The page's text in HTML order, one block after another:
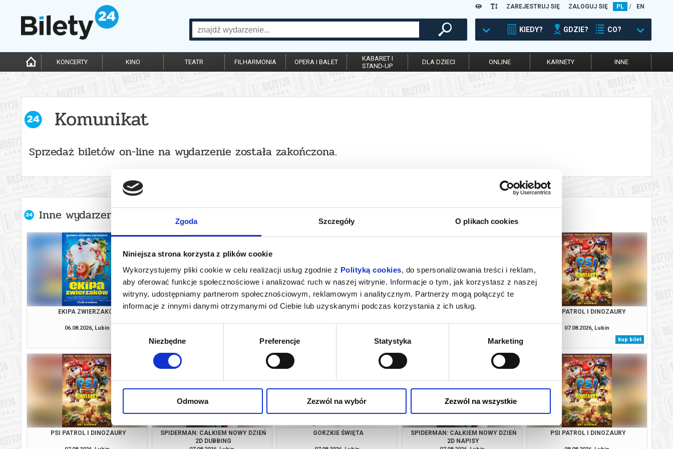
Zgoda Szczegóły O plikach cookies
Niniejsza strona korzysta z plików cookie
Wykorzystujemy pliki cookie w celu realizacji usług zgodnie z Polityką cookies, do spersonalizowania treści i reklam,
aby oferować funkcje społecznościowe i analizować ruch w naszej witrynie. Informacje o tym, jak korzystasz z naszej
witryny, udostępniamy partnerom społecznościowym, reklamowym i analitycznym. Partnerzy mogą połączyć te
informacje z innymi danymi otrzymanymi od Ciebie lub uzyskanymi podczas korzystania z ich usług.
Niezbędne Preferencje Statystyka Marketing
Odmowa Zezwól na wybór Zezwól na wszystkie
ZAREJESTRUJ SIĘ ZALOGUJ SIĘ PL / EN
KIEDY? GDZIE? CO?
KONCERTY KINO TEATR FILHARMONIA OPERA I BALET
KABARET I
STAND-UP
DLA DZIECI ONLINE KARNETY INNE
Komunikat
Sprzedaż biletów on-line na wydarzenie została zakończona.
Inne wydarzenia organizatora
EKIPA ZWIERZAKÓW
06.08.2026, Lubin
SPIDERMAN: CAŁKIEM NOWY DZIEŃ
kup bilet
OJCZYZNA
kup bilet
SPIDERMAN: CAŁKIEM NOWY DZIEŃ
kup bilet
PSI PATROL I DINOZAURY
07.08.2026, Lubin
kup bilet
PSI PATROL I DINOZAURY
SPIDERMAN: CAŁKIEM NOWY DZIEŃ
2D DUBBING
GORZKIE ŚWIĘTA
SPIDERMAN: CAŁKIEM NOWY DZIEŃ
2D NAPISY
PSI PATROL I DINOZAURY